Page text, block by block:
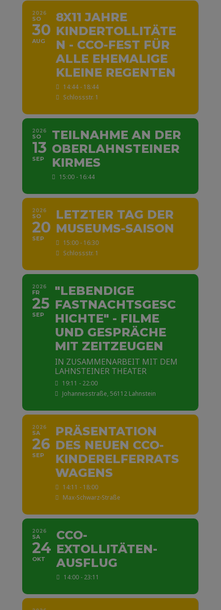
2026
SO
30
AUG
8X11 JAHRE
KINDERTOLLITÄTE
N - CCO-FEST FÜR
ALLE EHEMALIGE
KLEINE REGENTEN
14:44 - 18:44
Schlossstr. 1
2026
SO
13
SEP
TEILNAHME AN DER
OBERLAHNSTEINER
KIRMES
15:00 - 16:44
2026
SO
20
SEP
LETZTER TAG DER
MUSEUMS-SAISON
15:00 - 16:30
Schlossstr. 1
2026
FR
25
SEP
"LEBENDIGE
FASTNACHTSGESC
HICHTE" - FILME
UND GESPRÄCHE
MIT ZEITZEUGEN
IN ZUSAMMENARBEIT MIT DEM
LAHNSTEINER THEATER
19:11 - 22:00
Johannesstraße, 56112 Lahnstein
2026
SA
26
SEP
PRÄSENTATION
DES NEUEN CCO-
KINDERELFERRATS
WAGENS
14:11 - 18:00
Max-Schwarz-Straße
2026
SA
24
OKT
CCO-
EXTOLLITÄTEN-
AUSFLUG
14:00 - 23:11